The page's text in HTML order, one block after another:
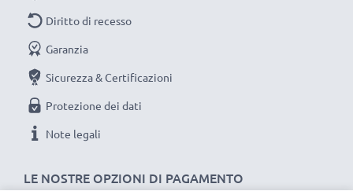
LE NOSTRE OPZIONI DI PAGAMENTO
Diritto di recesso
Garanzia
Sicurezza & Certificazioni
Protezione dei dati
Note legali